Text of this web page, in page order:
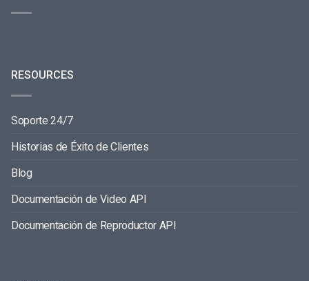
RESOURCES
Soporte 24/7
Historias de Éxito de Clientes
Blog
Documentación de Video API
Documentación de Reproductor API